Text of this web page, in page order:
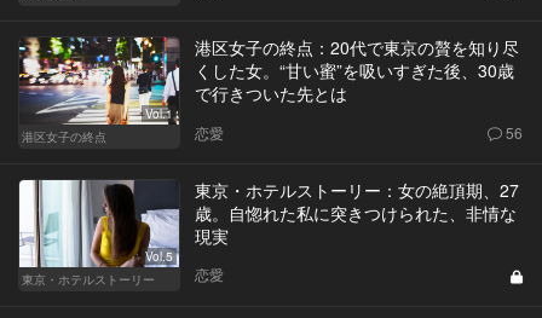
Vol.1
港区女子の終点
港区女子の終点：20代で東京の贅を知り尽
くした女。“甘い蜜”を吸いすぎた後、30歳
で行きついた先とは
恋愛 56
Vol.5
東京・ホテルストーリー
東京・ホテルストーリー：女の絶頂期、27
歳。自惚れた私に突きつけられた、非情な
現実
恋愛